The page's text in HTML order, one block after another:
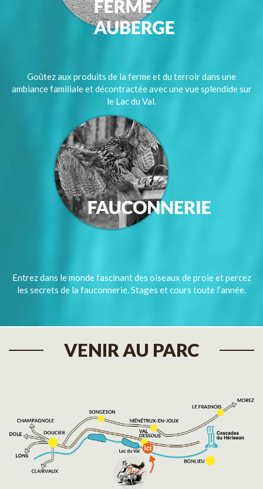
Goûtez aux produits de la ferme et du terroir dans une
ambiance familiale et décontractée avec une vue splendide sur
le Lac du Val.
Entrez dans le monde fascinant des oiseaux de proie et percez
les secrets de la fauconnerie. Stages et cours toute l’année.
VENIR AU PARC